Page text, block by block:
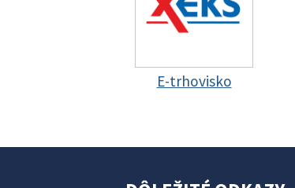
E-trhovisko